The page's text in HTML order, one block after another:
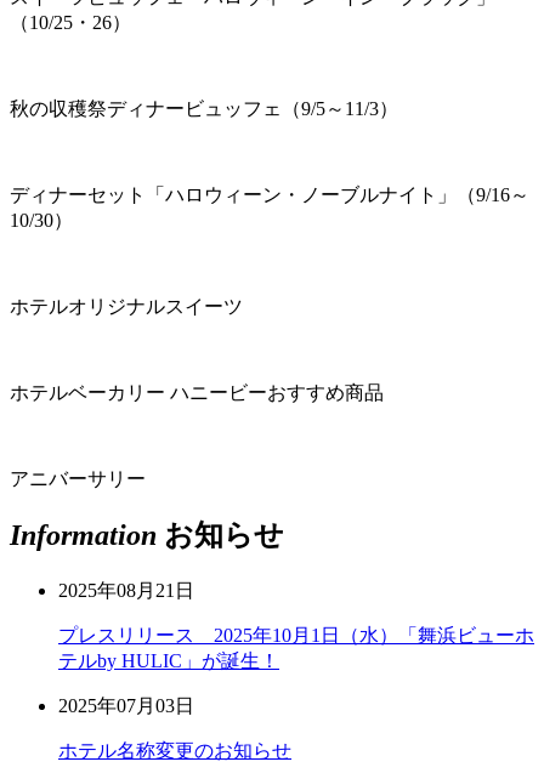
（10/25・26）
秋の収穫祭ディナービュッフェ（9/5～11/3）
ディナーセット「ハロウィーン・ノーブルナイト」（9/16～
10/30）
ホテルオリジナルスイーツ
ホテルベーカリー ハニービーおすすめ商品
アニバーサリー
Information お知らせ
2025年08月21日
プレスリリース 2025年10月1日（水）「舞浜ビューホ
テルby HULIC」が誕生！
2025年07月03日
ホテル名称変更のお知らせ